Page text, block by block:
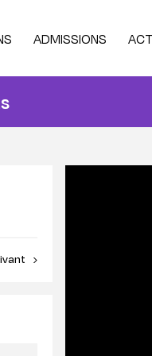
ADMISSIONS
Intégrer en
Financer sa
›